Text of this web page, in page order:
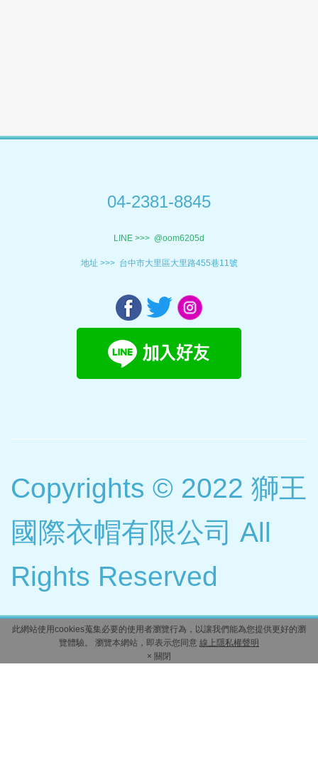
04-2381-8845
LINE >>> @oom6205d
地址 >>> 台中市大里區大里路455巷11號
Copyrights © 2022 獅王
國際衣帽有限公司 All
Rights Reserved
此網站使用cookies蒐集必要的使用者瀏覽行為，以讓我們能為您提供更好的瀏
覽體驗。 瀏覽本網站，即表示您同意 線上隱私權聲明
× 關閉